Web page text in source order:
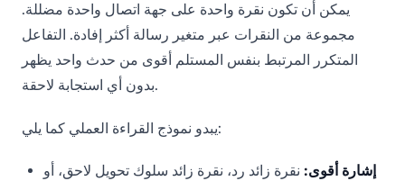
يمكن أن تكون نقرة واحدة على جهة اتصال واحدة مضللة.
مجموعة من النقرات عبر متغير رسالة أكثر إفادة. التفاعل
المتكرر المرتبط بنفس المستلم أقوى من حدث واحد يظهر
بدون أي استجابة لاحقة.
يبدو نموذج القراءة العملي كما يلي:
إشارة أقوى: نقرة زائد رد، نقرة زائد سلوك تحويل لاحق، أو